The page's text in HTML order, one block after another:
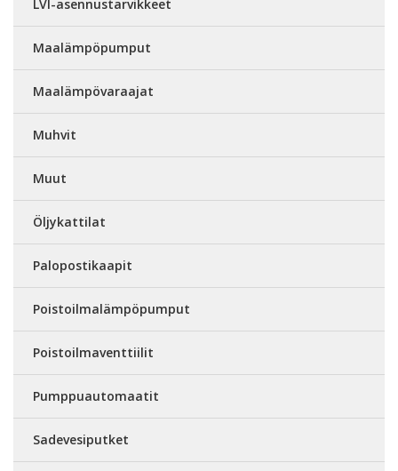
LVI-asennustarvikkeet
Maalämpöpumput
Maalämpövaraajat
Muhvit
Muut
Öljykattilat
Palopostikaapit
Poistoilmalämpöpumput
Poistoilmaventtiilit
Pumppuautomaatit
Sadevesiputket